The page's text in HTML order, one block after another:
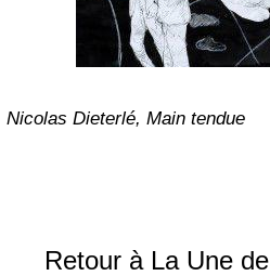
Nicolas Dieterlé, Main tendue
Retour à La Une de